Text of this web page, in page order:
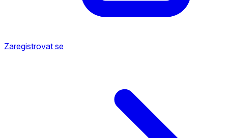
Zaregistrovat se